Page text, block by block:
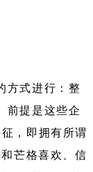
方式进行：整
前提是这些企
，即拥有所谓
芒格喜欢、信